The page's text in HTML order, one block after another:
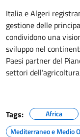
Italia e Algeri
gestione delle
condividono una
sviluppo nel
Paesi partner del
settori
Tags: Africa
Mediterraneo e Medio